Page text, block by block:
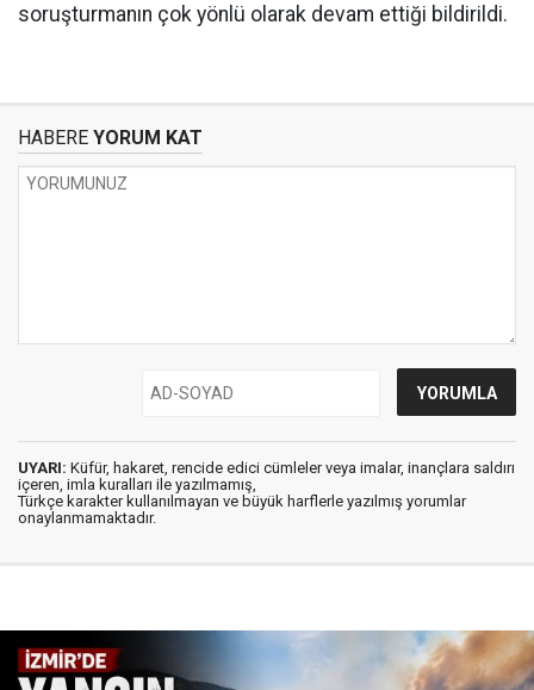
soruşturmanın çok yönlü olarak devam ettiği bildirildi.
HABERE YORUM KAT
UYARI: Küfür, hakaret, rencide edici cümleler veya imalar, inançlara saldırı
içeren, imla kuralları ile yazılmamış,
Türkçe karakter kullanılmayan ve büyük harflerle yazılmış yorumlar
onaylanmamaktadır.